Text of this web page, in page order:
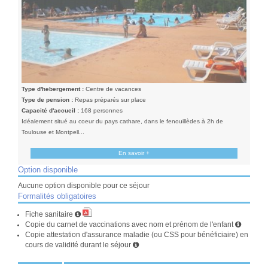
Type d'hebergement : Centre de vacances
Type de pension : Repas préparés sur place
Capacité d'accueil : 168 personnes
Idéalement situé au coeur du pays cathare, dans le fenouillèdes à 2h de
Toulouse et Montpell...
En savoir +
Option disponible
Aucune option disponible pour ce séjour
Formalités obligatoires
Fiche sanitaire
Copie du carnet de vaccinations avec nom et prénom de l'enfant
Copie attestation d'assurance maladie (ou CSS pour bénéficiaire) en
cours de validité durant le séjour